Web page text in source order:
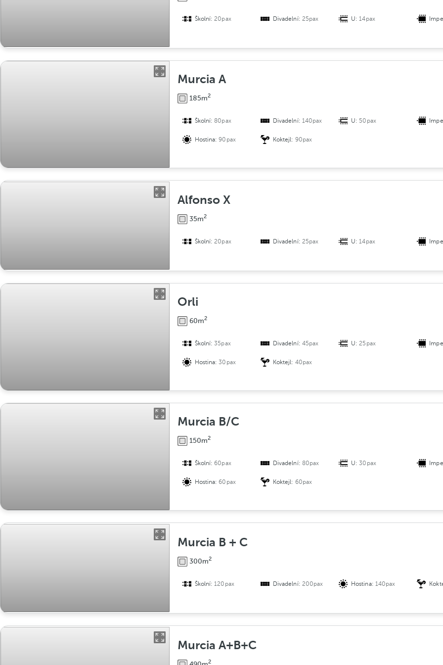
Školní:20pax Divadelní: 25pax U:14pax
Murcia A
185m2
Školní:80pax Divadelní: 140pax U: 50pax
Hostina:90pax Koktejl: 90pax
Alfonso X
35m2
Školní:20pax Divadelní: 25pax U:14pax
Orli
60m2
Školní:35pax Divadelní: 45pax U:25pax
Hostina:30pax Koktejl: 40pax
Murcia B/C
150m2
Školní:60pax Divadelní: 80pax U:30pax
Hostina:60pax Koktejl: 60pax
Murcia B + C
300m2
Školní:120pax Divadelní: 200pax Hostina: 140pax
Murcia A+B+C
2